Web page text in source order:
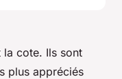
la cote. Ils sont
plus appréciés